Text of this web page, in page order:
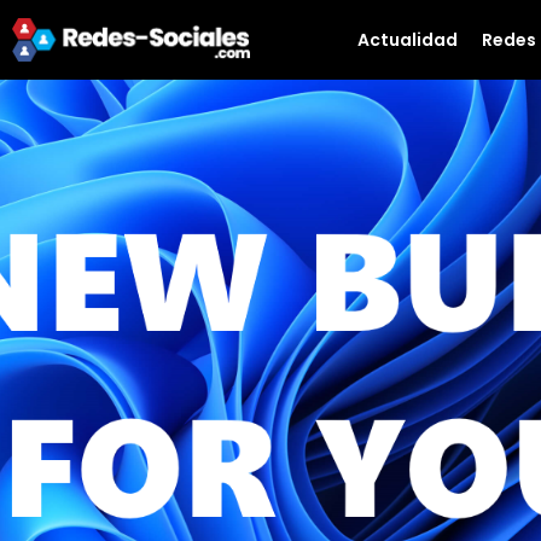
Actualidad